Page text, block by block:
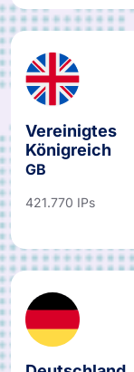
Vereinigtes
Königreich
GB
421.770 IPs
Deutschland